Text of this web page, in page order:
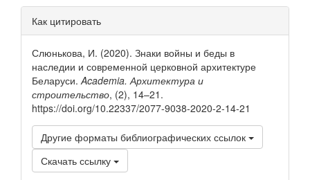
Информация
о статье
Как цитировать
Слюнькова, И. (2020). Знаки войны и беды в
наследии и современной церковной архитектуре
Беларуси.Academia. Архитектура и
строительство, (2), 14–21.
https://doi.org/10.22337/2077-9038-2020-2-14-21
Другие форматы библиографических ссылок
Скачать ссылку